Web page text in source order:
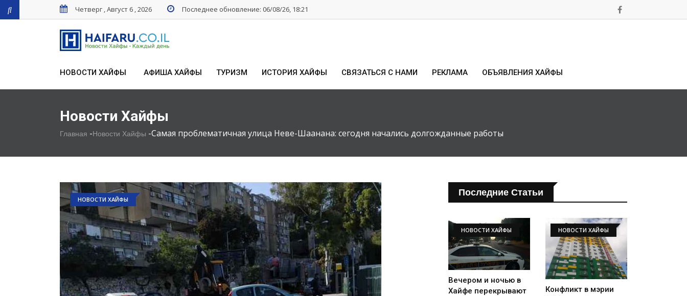
Четверг , Август 6 , 2026 Последнее обновление: 06/08/26, 18:21
НОВОСТИ ХАЙФЫ АФИША ХАЙФЫ ТУРИЗМ ИСТОРИЯ ХАЙФЫ СВЯЗАТЬСЯ С НАМИ РЕКЛАМА ОБЪЯВЛЕНИЯ ХАЙФЫ
Новости Хайфы
Главная -Новости Хайфы -Самая проблематичная улица Неве-Шаанана: сегодня начались долгожданные работы
НОВОСТИ ХАЙФЫ
Последние Статьи
НОВОСТИ ХАЙФЫ
Вечером и ночью в
Хайфе перекрывают
НОВОСТИ ХАЙФЫ
Конфликт в мэрии